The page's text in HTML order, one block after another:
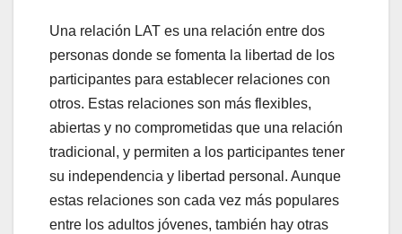
Una relación LAT es una relación entre dos
personas donde se fomenta la libertad de los
participantes para establecer relaciones con
otros. Estas relaciones son más flexibles,
abiertas y no comprometidas que una relación
tradicional, y permiten a los participantes tener
su independencia y libertad personal. Aunque
estas relaciones son cada vez más populares
entre los adultos jóvenes, también hay otras